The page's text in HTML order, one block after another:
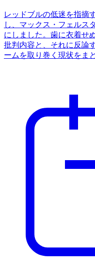
レッドブルの低迷を指摘
し、マックス・フェルス
にしました。歯に衣着せ
批判内容と、それに反論
ームを取り巻く現状をま